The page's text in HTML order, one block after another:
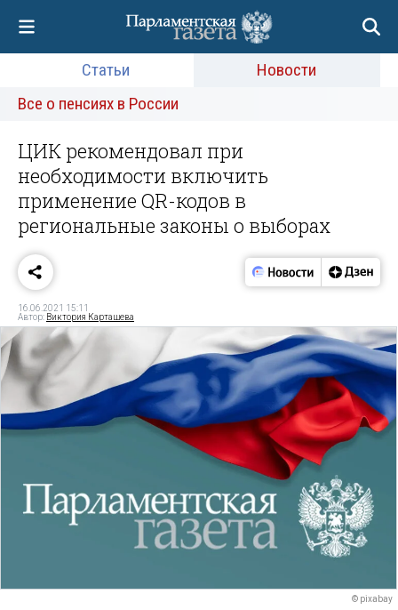
Статьи
Новости
Все о пенсиях в России
ЦИК рекомендовал при
необходимости включить
применение QR-кодов в
региональные законы о выборах
16.06.2021 15:11
Автор: Виктория Карташева
© pixabay